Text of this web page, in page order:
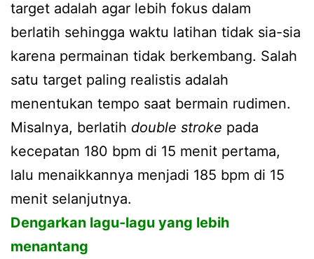
target adalah agar lebih fokus dalam
berlatih sehingga waktu latihan tidak sia-sia
karena permainan tidak berkembang. Salah
satu target paling realistis adalah
menentukan tempo saat bermain rudimen.
Misalnya, berlatih double stroke pada
kecepatan 180 bpm di 15 menit pertama,
lalu menaikkannya menjadi 185 bpm di 15
menit selanjutnya.
Dengarkan lagu-lagu yang lebih
menantang